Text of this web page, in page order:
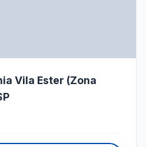
Vila Ester (Zona